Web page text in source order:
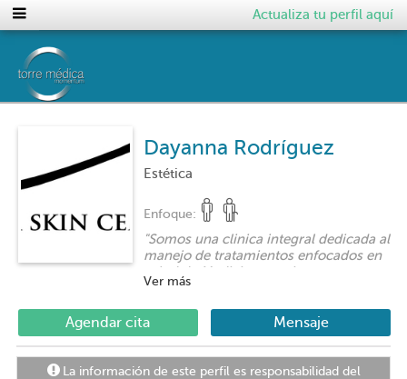
Actualiza tu perfil aquí
Dayanna Rodríguez
Estética
Enfoque:
"Somos una clinica integral dedicada al
manejo de tratamientos enfocados en
salud de Medicina estetica,
tratamientos laser, linfedemas, lesiones
entre otros
Ver más
Agendar cita Mensaje
La información de este perfil es responsabilidad del